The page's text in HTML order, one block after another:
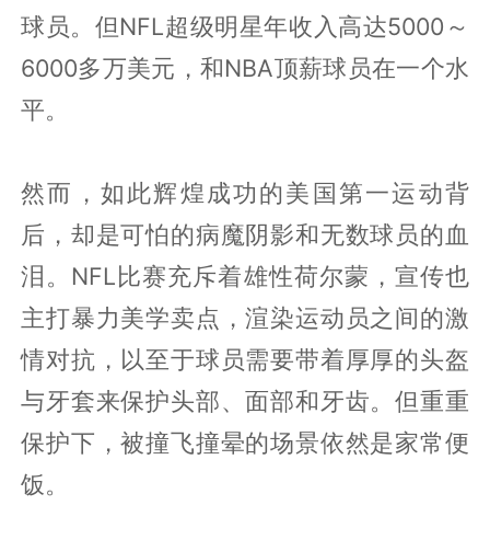
球员。但NFL超级明星年收入高达5000～
6000多万美元，和NBA顶薪球员在一个水
平。
然而，如此辉煌成功的美国第一运动背
后，却是可怕的病魔阴影和无数球员的血
泪。NFL比赛充斥着雄性荷尔蒙，宣传也
主打暴力美学卖点，渲染运动员之间的激
情对抗，以至于球员需要带着厚厚的头盔
与牙套来保护头部、面部和牙齿。但重重
保护下，被撞飞撞晕的场景依然是家常便
饭。